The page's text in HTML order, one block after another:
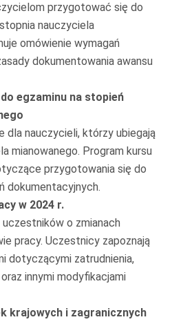
przygotować się do
nauczyciela
omówienie wymagań
dokumentowania awansu
egzaminu na stopień
dla nauczycieli, którzy ubiegają
mianowanego. Program kursu
przygotowania się do
dokumentacyjnych.
w 2024 r.
o zmianach
pracy. Uczestnicy zapoznają
dotyczącymi zatrudnienia,
innymi modyfikacjami
krajowych i zagranicznych